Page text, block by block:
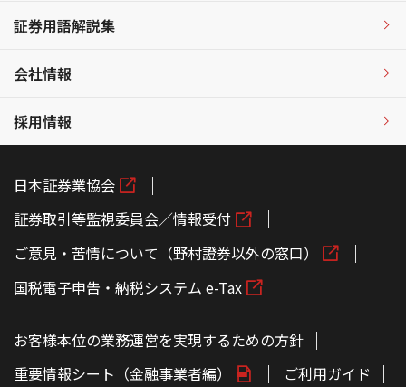
証券用語解説集
会社情報
採用情報
日本証券業協会
証券取引等監視委員会／情報受付
ご意見・苦情について（野村證券以外の窓口）
国税電子申告・納税システム e-Tax
お客様本位の業務運営を実現するための方針
重要情報シート（金融事業者編）
ご利用ガイド